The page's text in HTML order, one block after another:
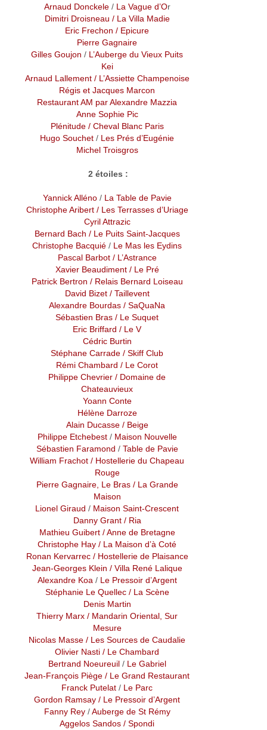
Arnaud Donckele / La Vague d’Or
Dimitri Droisneau / La Villa Madie
Eric Frechon / Epicure
Pierre Gagnaire
Gilles Goujon/ L’Auberge du Vieux Puits
Kei
Arnaud Lallement/ L’Assiette Champenoise
Régis et Jacques Marcon
Restaurant AM par Alexandre Mazzia
Anne Sophie Pic
Plénitude / Cheval Blanc Paris
Hugo Souchet / Les Prés d’Eugénie
Michel Troisgros
2 étoiles :
Yannick Alléno / La Table de Pavie
Christophe Aribert/ Les Terrasses d’Uriage
Cyril Attrazic
Bernard Bach / Le Puits Saint-Jacques
Christophe Bacquié / Le Mas les Eydins
Pascal Barbot / L’Astrance
Xavier Beaudiment/ Le Pré
Patrick Bertron / Relais Bernard Loiseau
David Bizet/ Taillevent
Alexandre Bourdas / SaQuaNa
Sébastien Bras/ Le Suquet
Eric Briffard / Le V
Cédric Burtin
Stéphane Carrade / Skiff Club
Rémi Chambard/ Le Corot
Philippe Chevrier / Domaine de
Chateauvieux
Yoann Conte
Hélène Darroze
Alain Ducasse/ Beige
Philippe Etchebest / Maison Nouvelle
Sébastien Faramond / Table de Pavie
William Frachot / Hostellerie du Chapeau
Rouge
Pierre Gagnaire, Le Bras/ La Grande
Maison
Lionel Giraud / Maison Saint-Crescent
Danny Grant/ Ria
Mathieu Guibert/ Anne de Bretagne
Christophe Hay / La Maison d’à Coté
Ronan Kervarrec/ Hostellerie de Plaisance
Jean-Georges Klein / Villa René Lalique
Alexandre Koa / Le Pressoir d’Argent
Stéphanie Le Quellec/ La Scène
Denis Martin
Thierry Marx / Mandarin Oriental, Sur
Mesure
Nicolas Masse / Les Sources de Caudalie
Olivier Nasti / Le Chambard
Bertrand Noeureuil/ Le Gabriel
Jean-François Piège / Le Grand Restaurant
Franck Putelat / Le Parc
Gordon Ramsay / Le Pressoir d’Argent
Fanny Rey/Auberge de St Rémy
Aggelos Sandos / Spondi